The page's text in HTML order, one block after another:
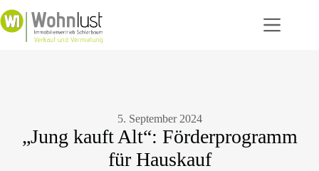
Inhalt
springen
5. September 2024
„Jung kauft Alt“: Förderprogramm
für Hauskauf